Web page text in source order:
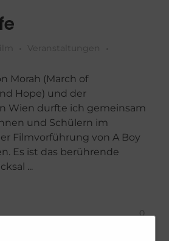
Veranstaltungen
Morah (March of
Hope) und der
Wien durfte ich gemeinsam
und Schülern im
Filmvorführung von A Boy
Es ist das berührende
...
0